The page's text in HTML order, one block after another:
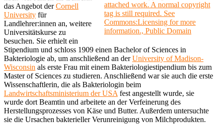
attached work. A normal copyright
tag is still required. See
Commons:Licensing for more
information., Public Domain
das Angebot derCornell
University für
Landlehrer:innen an, weitere
Universitätskurse zu
besuchen. Sie erhielt ein
Stipendium und schloss 1909 einen Bachelor of Sciences in
Bakteriologie ab, um anschließend an derUniversity of Madison-
Wisconsin als erste Frau mit einem Bakteriologiestipendium bis zum
Master of Sciences zu studieren. Anschließend war sie auch die erste
Wissenschaftlerin, die als Bakteriologin beim
Landwirtschaftsministerium der USA fest angestellt wurde, sie
wurde dort Beamtin und arbeitete an der Verfeinerung des
Herstellungsprozesses von Käse und Butter. Außerdem untersuchte
sie die Ursachen bakterieller Verunreinigung von Milchprodukten.